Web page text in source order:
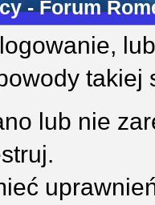
- Forum
takiej
lub nie